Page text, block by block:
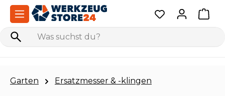
Garten Ersatzmesser & -klingen